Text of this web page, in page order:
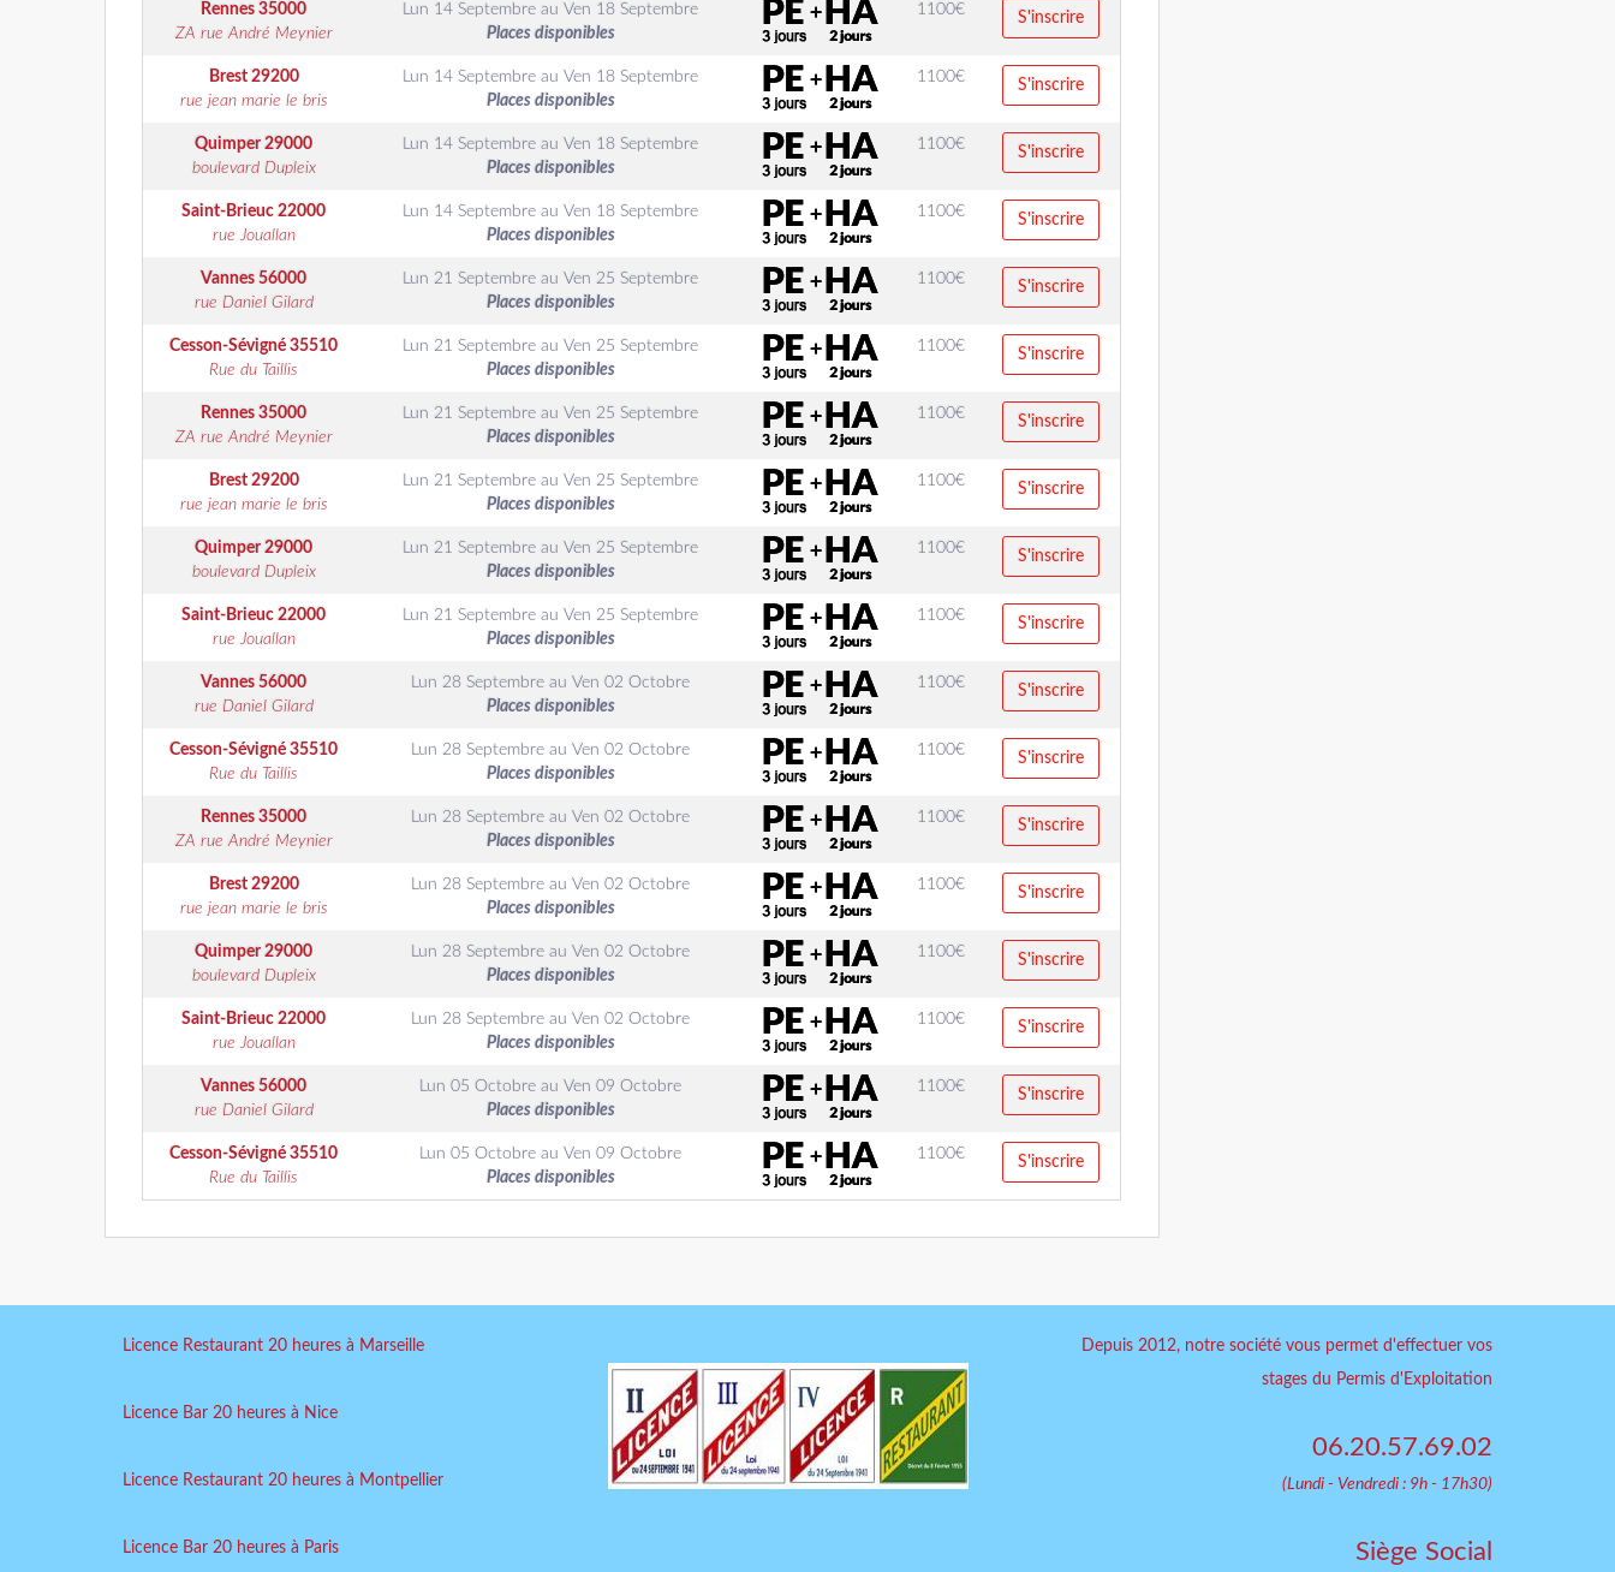
Rennes35000
ZA rue André Meynier
Lun 14 Septembre auVen 18 Septembre
Places disponibles
1100€ S'inscrire
Brest 29200
rue jean marie le bris
Lun 14 Septembre auVen 18 Septembre
Places disponibles
1100€ S'inscrire
Quimper29000
boulevard Dupleix
Lun 14 Septembre auVen 18 Septembre
Places disponibles
1100€ S'inscrire
Saint-Brieuc22000
rue Jouallan
Lun 14 Septembre auVen 18 Septembre
Places disponibles
1100€ S'inscrire
Vannes56000
rue Daniel Gilard
Lun 21 Septembre auVen 25 Septembre
Places disponibles
1100€ S'inscrire
Cesson-Sévigné35510
Rue du Taillis
Lun 21 Septembre auVen 25 Septembre
Places disponibles
1100€ S'inscrire
Rennes35000
ZA rue André Meynier
Lun 21 Septembre auVen 25 Septembre
Places disponibles
1100€ S'inscrire
Brest 29200
rue jean marie le bris
Lun 21 Septembre auVen 25 Septembre
Places disponibles
1100€ S'inscrire
Quimper29000
boulevard Dupleix
Lun 21 Septembre auVen 25 Septembre
Places disponibles
1100€ S'inscrire
Saint-Brieuc22000
rue Jouallan
Lun 21 Septembre auVen 25 Septembre
Places disponibles
1100€ S'inscrire
Vannes56000
rue Daniel Gilard
Lun 28 Septembre auVen 02 Octobre
Places disponibles
1100€ S'inscrire
Cesson-Sévigné35510
Rue du Taillis
Lun 28 Septembre auVen 02 Octobre
Places disponibles
1100€ S'inscrire
Rennes35000
ZA rue André Meynier
Lun 28 Septembre auVen 02 Octobre
Places disponibles
1100€ S'inscrire
Brest 29200
rue jean marie le bris
Lun 28 Septembre auVen 02 Octobre
Places disponibles
1100€ S'inscrire
Quimper29000
boulevard Dupleix
Lun 28 Septembre auVen 02 Octobre
Places disponibles
1100€ S'inscrire
Saint-Brieuc22000
rue Jouallan
Lun 28 Septembre auVen 02 Octobre
Places disponibles
1100€ S'inscrire
Vannes56000
rue Daniel Gilard
Lun 05 Octobre auVen 09 Octobre
Places disponibles
1100€ S'inscrire
Cesson-Sévigné35510
Rue du Taillis
Lun 05 Octobre auVen 09 Octobre
Places disponibles
1100€ S'inscrire
Licence Restaurant 20 heures à Marseille
Licence Bar 20 heures à Nice
Licence Restaurant 20 heures à Montpellier
Licence Bar 20 heures à Paris
Depuis 2012, notre société vous permet d'effectuer vos
stages du Permis d'Exploitation
06.20.57.69.02
(Lundi - Vendredi : 9h - 17h30)
Siège Social